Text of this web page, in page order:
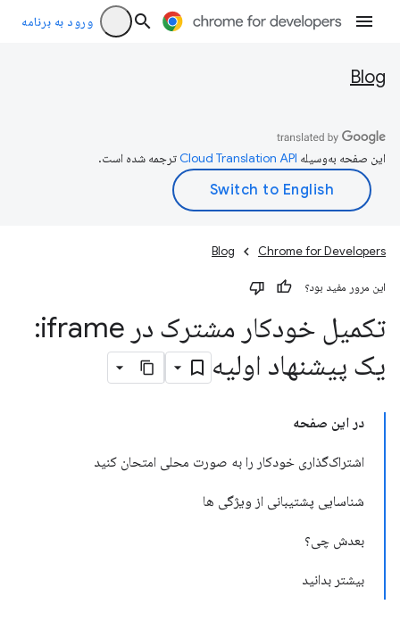
ورود به برنامه
Blog
این صفحه به‌وسیله ترجمه شده است.
Chrome for Developers
Blog
این مرور مفید بود؟
تکمیل خودکار مشترک در iframe:
یک پیشنهاد اولیه
در این صفحه
اشتراک‌گذاری خودکار را به صورت محلی امتحان کنید
شناسایی پشتیبانی از ویژگی ها
بعدش چی؟
بیشتر بدانید